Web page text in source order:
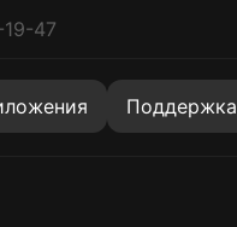
47
Поддержка
с политикой